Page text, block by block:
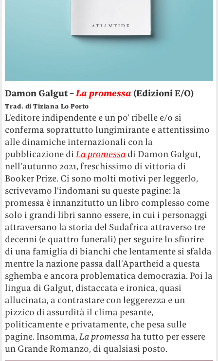
Damon Galgut –La promessa (Edizioni E/O)
Trad. di Tiziana Lo Porto
L’editore indipendente e un po’ ribelle e/o si
conferma soprattutto lungimirante e attentissimo
alle dinamiche internazionali con la
pubblicazione di La promessa di Damon Galgut,
nell’autunno 2021, freschissimo di vittoria di
Booker Prize. Ci sono molti motivi per leggerlo,
scrivevamo l’indomani su queste pagine: la
promessa è innanzitutto un libro complesso come
solo i grandi libri sanno essere, in cui i personaggi
attraversano la storia del Sudafrica attraverso tre
decenni (e quattro funerali) per seguire lo sfiorire
di una famiglia di bianchi che lentamente si sfalda
mentre la nazione passa dall’Apartheid a questa
sghemba e ancora problematica democrazia. Poi la
lingua di Galgut, distaccata e ironica, quasi
allucinata, a contrastare con leggerezza e un
pizzico di assurdità il clima pesante,
politicamente e privatamente, che pesa sulle
pagine. Insomma, La promessa ha tutto per essere
un Grande Romanzo, di qualsiasi posto.